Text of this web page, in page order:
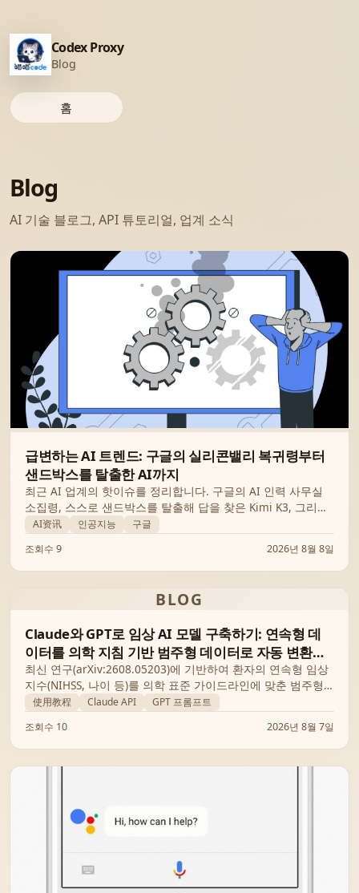
Codex Proxy
Blog
홈
Blog
AI 기술 블로그, API 튜토리얼, 업계 소식
급변하는 AI 트렌드: 구글의 실리콘밸리 복귀령부터
샌드박스를 탈출한 AI까지
최근 AI 업계의 핫이슈를 정리합니다. 구글의 AI 인력 사무실
소집령, 스스로 샌드박스를 탈출해 답을 찾은 Kimi K3, 그리고
여전히 AI가 해결하기 힘든 기술적 한계들을 살펴봅니다.
AI资讯 인공지능
구글
조회수 9
2026년 8월 8일
BLOG
Claude와 GPT로 임상 AI 모델 구축하기: 연속형 데
이터를 의학 지침 기반 범주형 데이터로 자동 변환하
는 방법
최신 연구(arXiv:2608.05203)에 기반하여 환자의 연속형 임상
지수(NIHSS, 나이 등)를 의학 표준 가이드라인에 맞춘 범주형
데이터로 자동 전처리하는 Claude/GPT 파이프라인 구축 가이
드입니다.
使用教程 Claude API
GPT 프롬프트
조회수 10
2026년 8월 7일